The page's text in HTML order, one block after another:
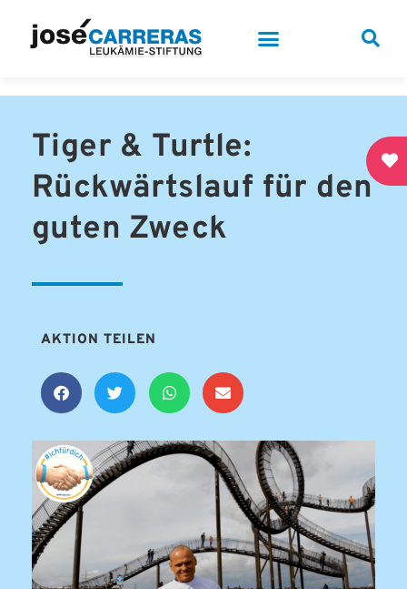
Tiger & Turtle:
Rückwärtslauf für den
guten Zweck
AKTION TEILEN